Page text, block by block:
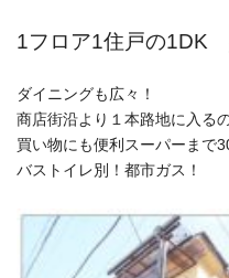
1フロア1住戸の1DK
ダイニングも広々！
商店街沿より１本路地に入る
買い物にも便利スーパーまで
バストイレ別！都市ガス！